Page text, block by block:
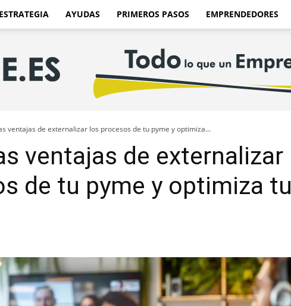
ESTRATEGIA AYUDAS PRIMEROS PASOS EMPRENDEDORES
ventajas de externalizar los procesos de tu pyme y optimiza...
ventajas de externalizar
de tu pyme y optimiza tu